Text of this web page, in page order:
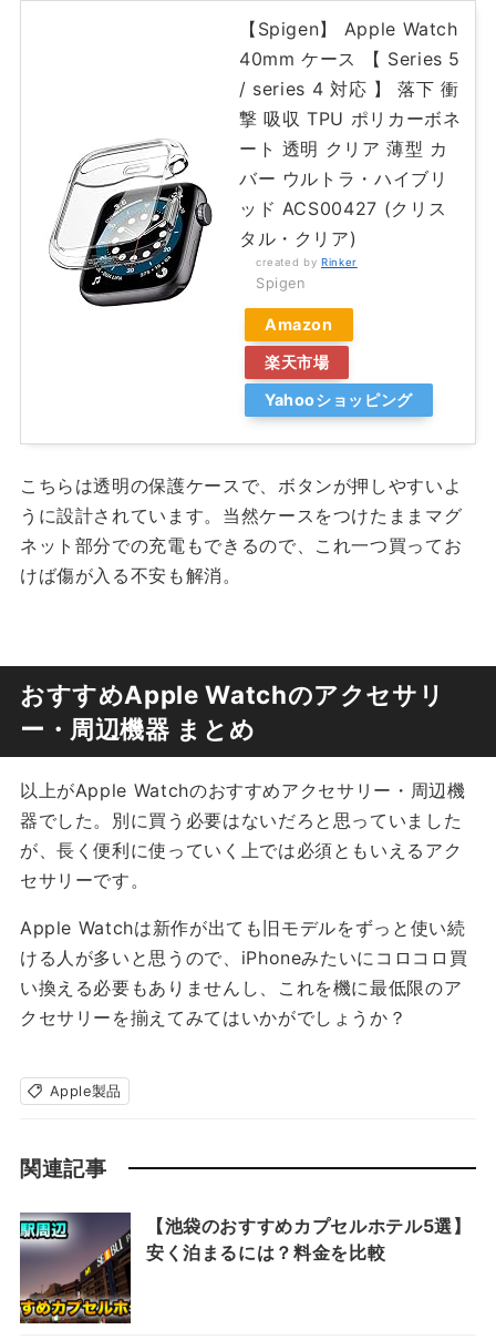
【Spigen】 Apple Watch
40mm ケース 【 Series 5
/ series 4 対応 】 落下 衝
撃 吸収 TPU ポリカーボネ
ート 透明 クリア 薄型 カ
バー ウルトラ・ハイブリ
ッド ACS00427 (クリス
タル・クリア)
created by Rinker
Spigen
Amazon
楽天市場
Yahooショッピング
こちらは透明の保護ケースで、ボタンが押しやすいよ
うに設計されています。当然ケースをつけたままマグ
ネット部分での充電もできるので、これ一つ買ってお
けば傷が入る不安も解消。
おすすめApple Watchのアクセサリ
ー・周辺機器 まとめ
以上がApple Watchのおすすめアクセサリー・周辺機
器でした。別に買う必要はないだろと思っていました
が、長く便利に使っていく上では必須ともいえるアク
セサリーです。
Apple Watchは新作が出ても旧モデルをずっと使い続
ける人が多いと思うので、iPhoneみたいにコロコロ買
い換える必要もありませんし、これを機に最低限のア
クセサリーを揃えてみてはいかがでしょうか？
Apple製品
関連記事
【池袋のおすすめカプセルホテル5選】
安く泊まるには？料金を比較